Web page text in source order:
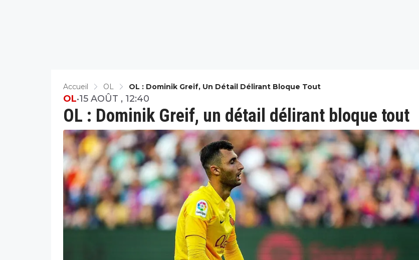
Accueil OL OL : Dominik Greif, Un Détail Délirant Bloque Tout
OL : Dominik Greif, un détail délirant bloque tout
OL•15 AOÛT , 12:40